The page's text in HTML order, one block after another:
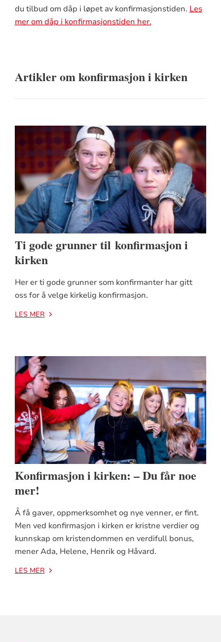
du tilbud om dåp i løpet av konfirmasjonstiden. Les
mer om dåp i konfirmasjonstiden her.
Artikler om konfirmasjon i kirken
Ti gode grunner til konfirmasjon i
kirken
Her er ti gode grunner som konfirmanter har gitt
oss for å velge kirkelig konfirmasjon.
LES MER
Konfirmasjon i kirken: – Du får noe
mer!
Å få gaver, oppmerksomhet og nye venner, er fint.
Men ved konfirmasjon i kirken er kristne verdier og
kunnskap om kristendommen en verdifull bonus,
mener Ada, Helene, Henrik og Håvard.
LES MER